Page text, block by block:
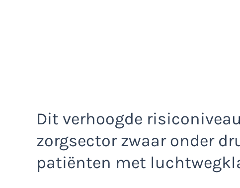
Dit verhoogde
zorgsector zwaar onder
patiënten met